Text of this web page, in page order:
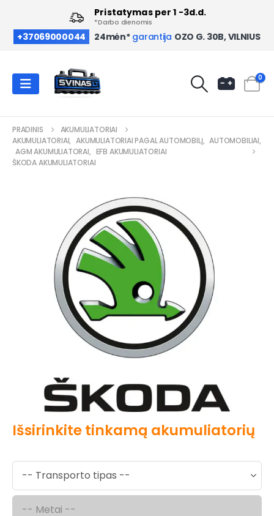
+37069000044 24mėn* garantija OZO G. 30B, VILNIUS
Pristatymas per 1 -3d.d.
*Darbo dienomis
0
PRADINIS
AKUMULIATORIAI
AKUMULIATORIAI, AKUMULIATORIAI PAGAL AUTOMOBILĮ, AUTOMOBILIAI,
AGM AKUMULIATORAI, EFB AKUMULIATORIAI
ŠKODA AKUMULIATORIAI
Išsirinkite tinkamą akumuliatorių